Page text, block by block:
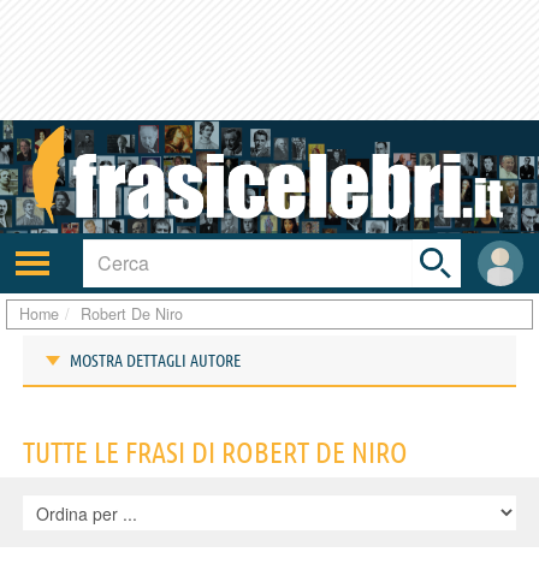
Attiva/disattiva
navigazione
User
area
Toggle
search
bar
Home Robert De Niro
MOSTRA DETTAGLI AUTORE
TUTTE LE FRASI DI ROBERT DE NIRO